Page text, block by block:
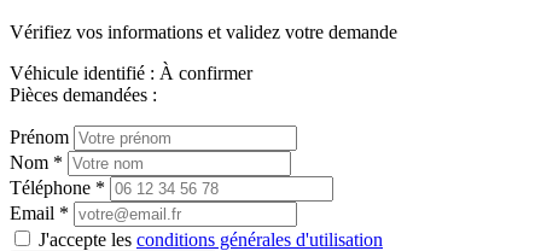
Vérifiez vos informations et validez votre demande
Véhicule identifié : À confirmer
Pièces demandées :
Prénom
Nom *
Téléphone *
Email *
J'accepte les conditions générales d'utilisation